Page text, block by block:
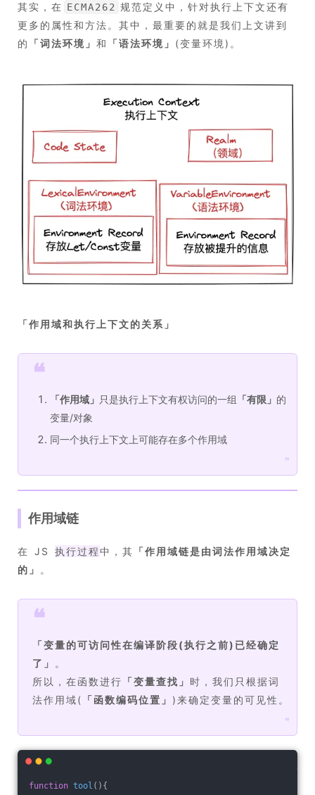
其实，在 ECMA262 规范定义中，针对执行上下文还有
更多的属性和方法。其中，最重要的就是我们上文讲到
的
「词法环境 」 和 「语法环境 」 (变量环境)。
「作用域和执行上下文的关系 」
❝
「作用域 」 只是执行上下文有权访问的一组 「有限 」 的
变量/对象
同一个执行上下文上可能存在多个作用域
❞
作用域链
在 JS 执行过程中，其 「作用域链是由词法作用域决定
的 」 。
❝
「变量的可访问性在编译阶段(执行之前)已经确定
了 」
。
所以，在函数进行 「变量查找 」 时，我们只根据词
法作用域( 「函数编码位置 」 )来确定变量的可见性。
❞
function tool ( ) {